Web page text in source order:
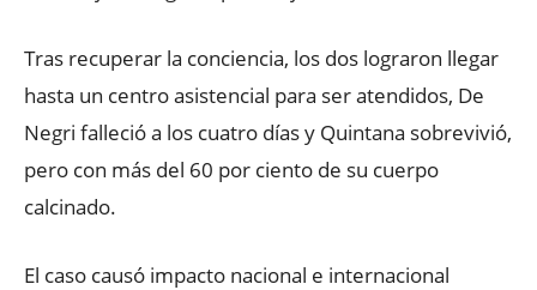
Tras recuperar la conciencia, los dos lograron llegar
hasta un centro asistencial para ser atendidos, De
Negri falleció a los cuatro días y Quintana sobrevivió,
pero con más del 60 por ciento de su cuerpo
calcinado.
El caso causó impacto nacional e internacional